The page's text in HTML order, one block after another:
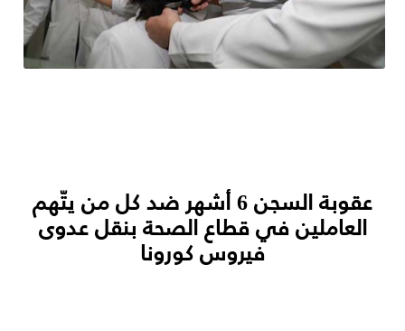
عقوبة السجن 6 أشهر ضد كل من يتّهم
العاملين في قطاع الصحة بنقل عدوى
فيروس كورونا